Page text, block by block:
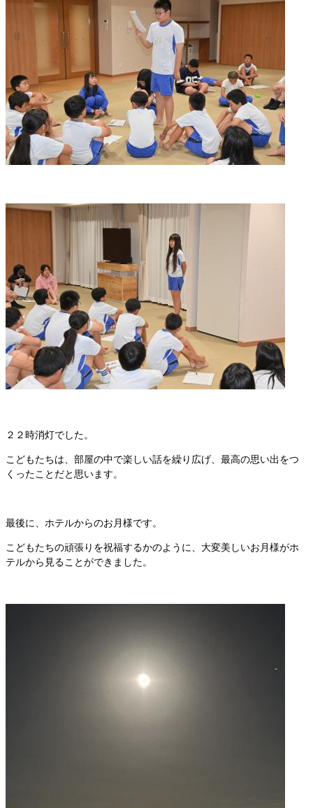
２２時消灯でした。
こどもたちは、部屋の中で楽しい話を繰り広げ、最高の思い出をつ
くったことだと思います。
最後に、ホテルからのお月様です。
こどもたちの頑張りを祝福するかのように、大変美しいお月様がホ
テルから見ることができました。